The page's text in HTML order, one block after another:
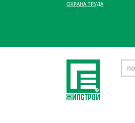
ОХРАНА ТРУДА